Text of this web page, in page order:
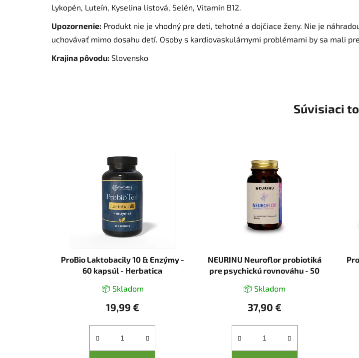
Lykopén, Luteín, Kyselina listová, Selén, Vitamín B12.
Upozornenie: Produkt nie je vhodný pre deti, tehotné a dojčiace ženy. Nie je
uchovávať mimo dosahu detí. Osoby s kardiovaskulárnymi problémami by sa mali
Krajina pôvodu: Slovensko
Súvisiaci
ProBio Laktobacily 10 & Enzýmy -
60 kapsúl - Herbatica
📦 Skladom
19,99 €
NEURINU Neuroflor probiotiká
pre psychickú rovnováhu - 50
📦 Skladom
37,90 €